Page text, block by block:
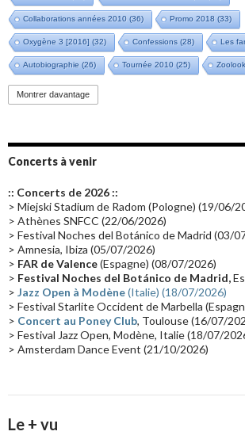
Collaborations années 2010 (36) Promo 2018 (33)
Oxygène 3 [2016] (32) Confessions (28) Les
Autobiographie (26) Tournée 2010 (25) Zoolook
Promo 2019(23)
Groupe de Recherche Musicale
Passages radio Vidéo Jarrecast (16)
Les concerts en Chine(16) Cinéma
Synthé Roland(15) Belgique(15)
(14) Astronomie (14)
Tournée 2025(14) 2024(14) Chine(13)
Montrer davantage
Concerts à venir
:: Concerts de 2026 ::
> Miejski Stadium de Radom (Pologne) (19/06/
> Athènes SNFCC (22/06/2026)
> Festival Noches del Botánico de Madrid (03/
> Amnesia, Ibiza (05/07/2026)
> FAR de Valence(Espagne) (08/07/2026)
> Festival Noches del Botánico de Madrid,
> Jazz Open à Modène(Italie) (18/07/2026)
> Festival Starlite Occident de Marbella
> Concert au Poney Club, Toulouse (16/07/
> Festival Jazz Open, Modène, Italie (18/07/
> Amsterdam Dance Event (21/10/2026)
Le + vu